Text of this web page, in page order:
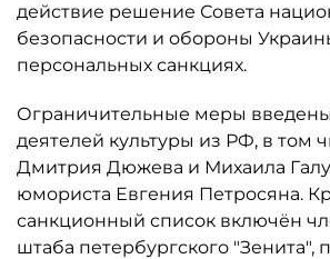
действие решение Совета
безопасности и обороны
персональных санкциях.
Ограничительные меры
деятелей культуры из РФ, в том
Дмитрия Дюжева и Михаила
юмориста Евгения Петросяна.
санкционный список включён
штаба петербургского